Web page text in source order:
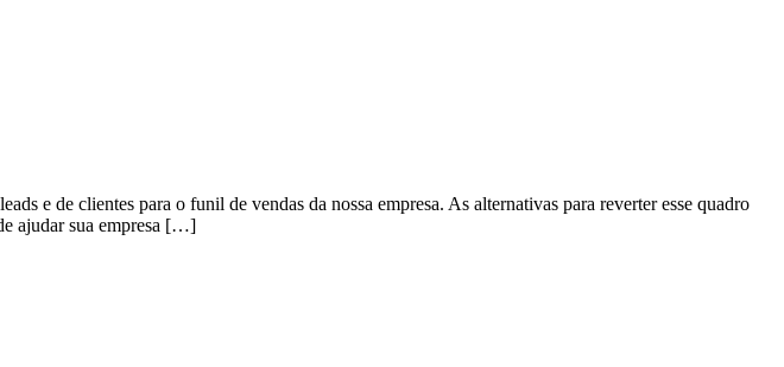
e de clientes para o funil de vendas da nossa empresa. As alternativas para reverter esse quadro
ajudar sua empresa […]